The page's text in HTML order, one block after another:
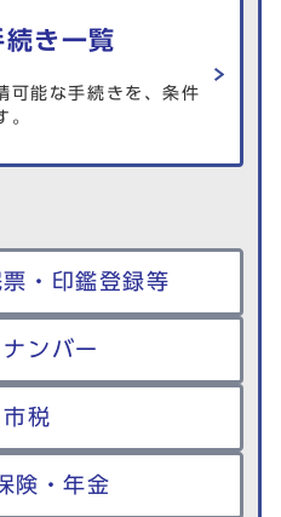
き一覧
可能な手続きを、条件
。
・印鑑登録等
ンバー
市税
険・年金